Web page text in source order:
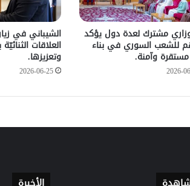
مشترك لعدة دول يؤكد
للشعب السوري في بناء
وآمنة.
2026-
الشيباني في
العلاقات
وتعزيزها.
2026-06-25